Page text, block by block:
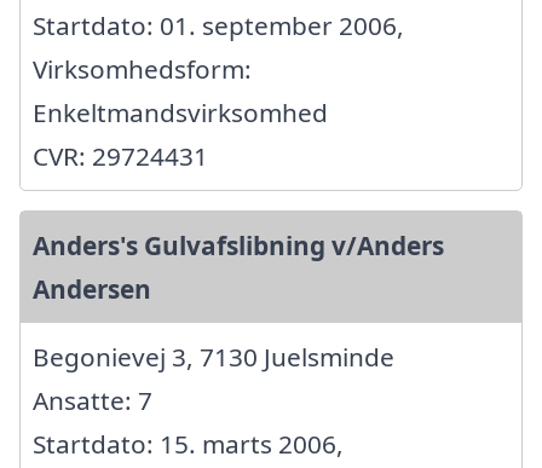
Startdato: 01. september 2006,
Virksomhedsform:
Enkeltmandsvirksomhed
CVR: 29724431
Anders's Gulvafslibning v/Anders
Andersen
Begonievej 3, 7130 Juelsminde
Ansatte: 7
Startdato: 15. marts 2006,